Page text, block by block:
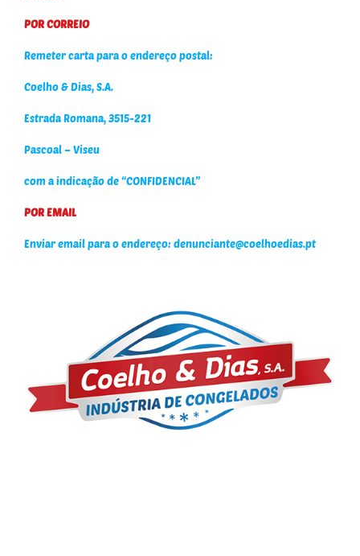
POR CORREIO
Remeter carta para o endereço postal:
Coelho & Dias, S.A.
Estrada Romana, 3515-221
Pascoal –Viseu
com a indicação de “CONFIDENCIAL”
POR EMAIL
Enviar email para o endereço: denunciante@coelhoedias.pt